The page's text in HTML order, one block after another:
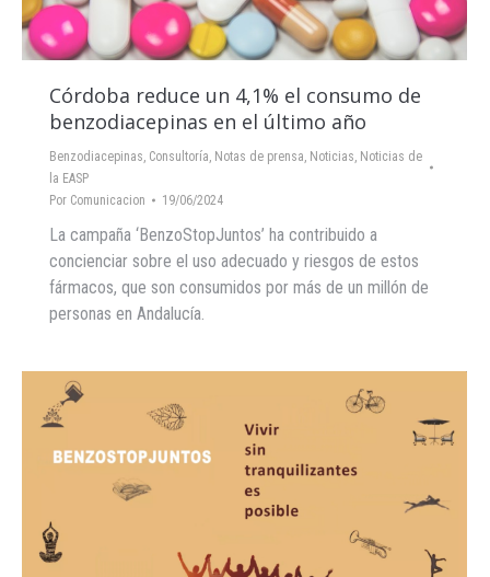
Córdoba reduce un 4,1% el consumo de
benzodiacepinas en el último año
Benzodiacepinas, Consultoría, Notas de prensa, Noticias, Noticias de
la EASP
Por Comunicacion 19/06/2024
La campaña ‘BenzoStopJuntos’ ha contribuido a
concienciar sobre el uso adecuado y riesgos de estos
fármacos, que son consumidos por más de un millón de
personas en Andalucía.